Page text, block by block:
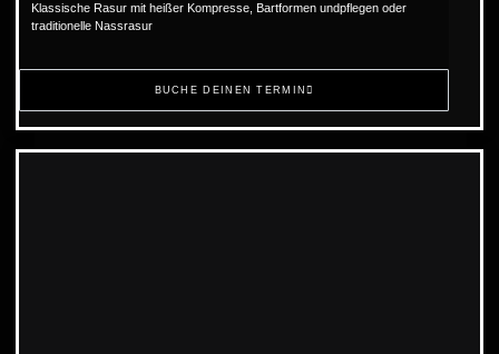
Klassische Rasur mit heißer Kompresse, Bartformen undpflegen oder
traditionelle Nassrasur
BUCHE DEINEN TERMIN